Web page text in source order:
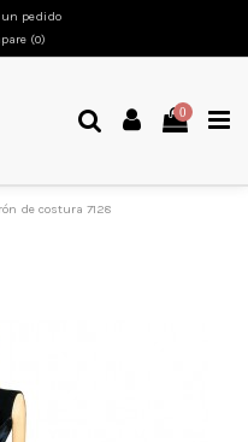
un pedido
(0)
0
de costura 7128